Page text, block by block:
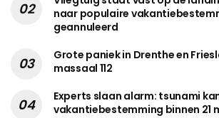
naar populaire
geannuleerd
Grote paniek in Drenthe en
massaal 112
Experts slaan alarm: tsunami
vakantiebestemming binnen 21